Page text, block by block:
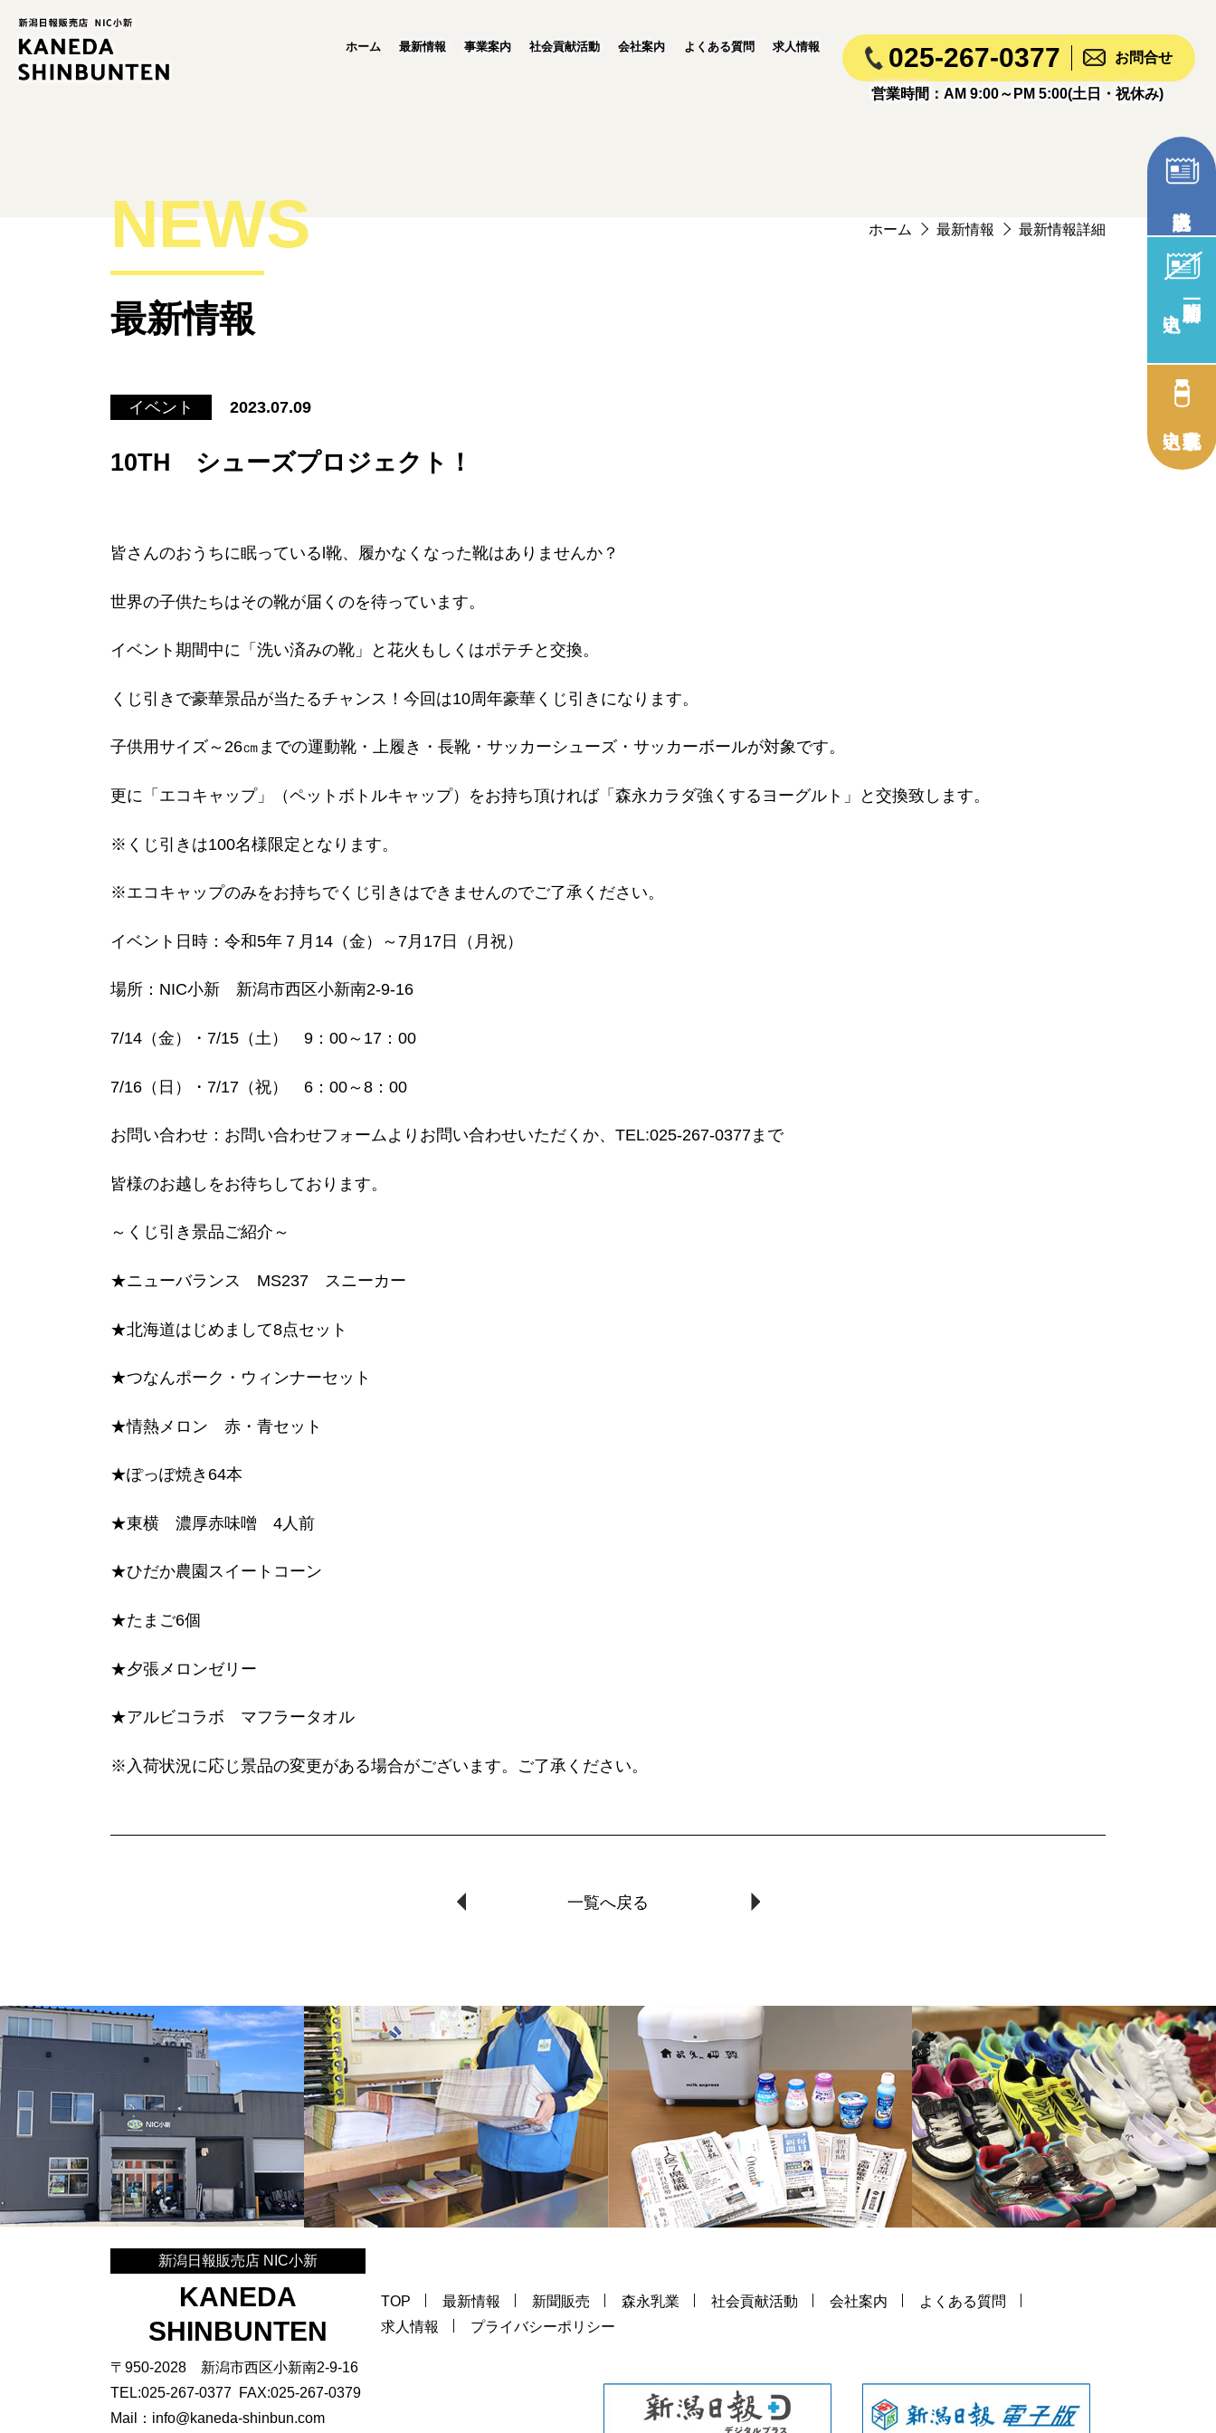
ホーム 最新情報 事業案内 社会貢献活動 会社案内 よくある質問 求人情報 025-267-0377 お問合せ
営業時間：AM 9:00～PM 5:00(土日・祝休み)
新聞一時止め
NEWS ホーム 最新情報 最新情報詳細
最新情報
イベント 2023.07.09
10TH シューズプロジェクト！
皆さんのおうちに眠っているl靴、履かなくなった靴はありませんか？
世界の子供たちはその靴が届くのを待っています。
イベント期間中に「洗い済みの靴」と花火もしくはポテチと交換。
くじ引きで豪華景品が当たるチャンス！今回は10周年豪華くじ引きになります。
子供用サイズ～26㎝までの運動靴・上履き・長靴・サッカーシューズ・サッカーボールが対象です。
更に「エコキャップ」（ペットボトルキャップ）をお持ち頂ければ「森永カラダ強くするヨーグルト」と交換致します。
※くじ引きは100名様限定となります。
※エコキャップのみをお持ちでくじ引きはできませんのでご了承ください。
イベント日時：令和5年７月14（金）～7月17日（月祝）
場所：NIC小新 新潟市西区小新南2-9-16
7/14（金）・7/15（土） 9：00～17：00
7/16（日）・7/17（祝） 6：00～8：00
お問い合わせ：お問い合わせフォームよりお問い合わせいただくか、TEL:025-267-0377まで
皆様のお越しをお待ちしております。
～くじ引き景品ご紹介～
★ニューバランス MS237 スニーカー
★北海道はじめまして8点セット
★つなんポーク・ウィンナーセット
★情熱メロン 赤・青セット
★ぽっぽ焼き64本
★東横 濃厚赤味噌 4人前
★ひだか農園スイートコーン
★たまご6個
★夕張メロンゼリー
★アルビコラボ マフラータオル
※入荷状況に応じ景品の変更がある場合がございます。ご了承ください。
一覧へ戻る
新潟日報販売店 NIC小新
KANEDA
SHINBUNTEN
〒950-2028 新潟市⻄区⼩新南2-9-16
TEL:025-267-0377 FAX:025-267-0379
Mail：info@kaneda-shinbun.com
TOP 最新情報 新聞販売 森永乳業 社会貢献活動 会社案内
よくある質問
求人情報
プライバシーポリシー